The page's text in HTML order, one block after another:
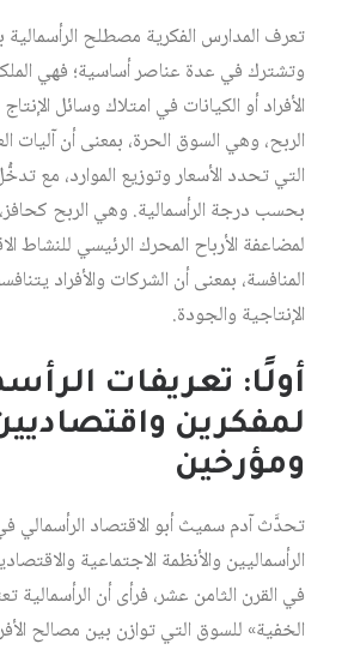
تعرف المدارس الفكرية مصطلح الرأسمالية
وتشترك في عدة عناصر أساسية؛ فهي
الأفراد أو الكيانات في امتلاك وسائل
الربح، وهي السوق الحرة، بمعنى أن
التي تحدد الأسعار وتوزيع الموارد، مع
بحسب درجة الرأسمالية. وهي الربح
لمضاعفة الأرباح المحرك الرئيسي للنشاط
المنافسة، بمعنى أن الشركات والأفراد
الإنتاجية والجودة.
أولًا: تعريفات
لمفكرين
ومؤرخين
تحدَّث آدم سميث أبو الاقتصاد الرأسمالي
الرأسماليين والأنظمة الاجتماعية
في القرن الثامن عشر، فرأى أن الرأسمالية
الخفية» للسوق التي توازن بين مصالح